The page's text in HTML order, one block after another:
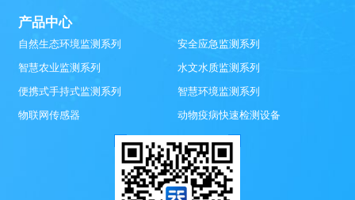
产品中心
自然生态环境监测系列
安全应急监测系列
智慧农业监测系列
水文水质监测系列
便携式手持式监测系列
智慧环境监测系列
物联网传感器
动物疫病快速检测设备